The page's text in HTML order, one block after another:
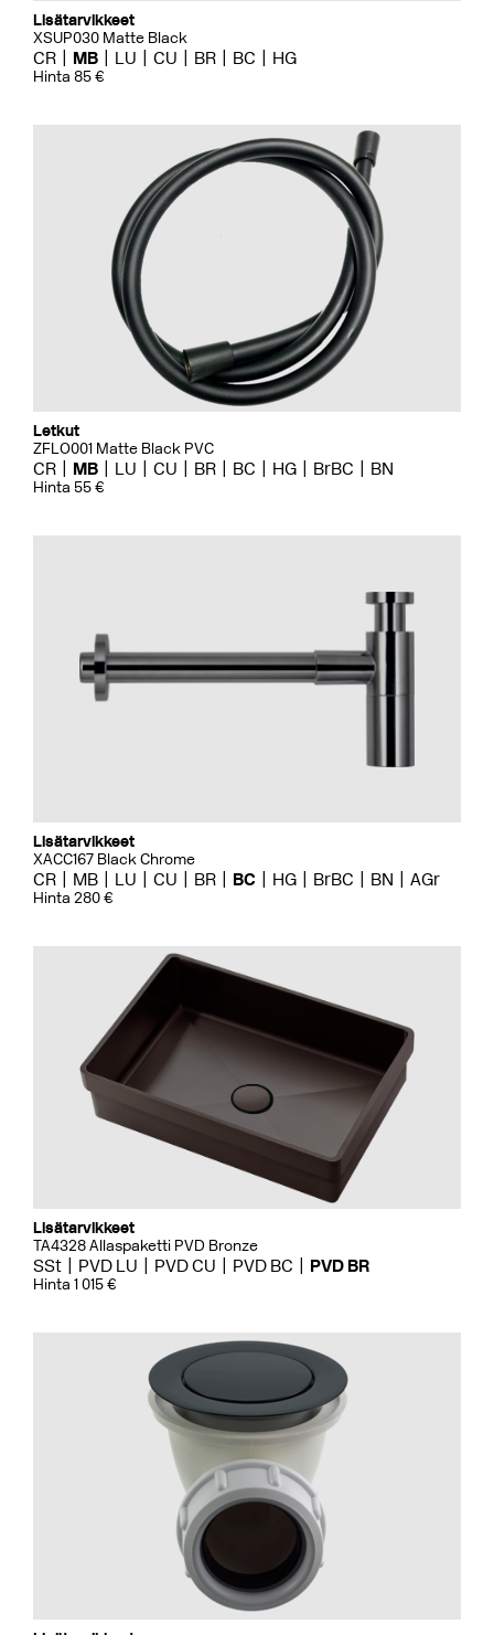
Lisätarvikkeet
XSUP030 Matte Black
CR MB LU CU BR BC HG
Hinta 85 €
Letkut
ZFLO001 Matte Black PVC
CR MB LU CU BR BC HG BrBC BN
Hinta 55 €
Lisätarvikkeet
XACC167 Black Chrome
CR MB LU CU BR BC HG BrBC BN AGr
Hinta 280 €
Lisätarvikkeet
TA4328 Allaspaketti PVD Bronze
SSt PVD LU PVD CU PVD BC PVD BR
Hinta 1 015 €